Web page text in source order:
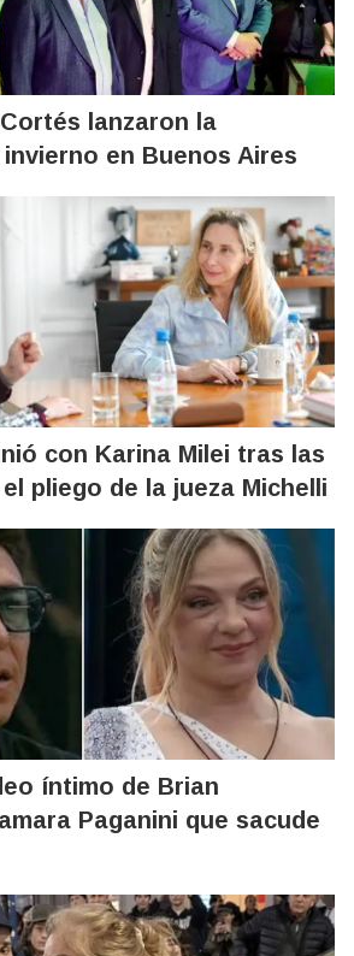
lanzaron la
en Buenos Aires
con Karina Milei tras las
pliego de la jueza Michelli
íntimo de Brian
Paganini que sacude